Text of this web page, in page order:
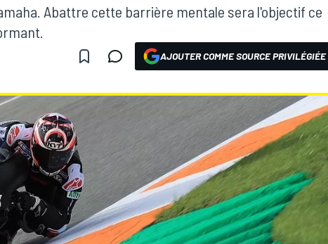
Abattre cette barrière mentale sera l'objectif ce
AJOUTER COMME SOURCE PRIVILÉGIÉE